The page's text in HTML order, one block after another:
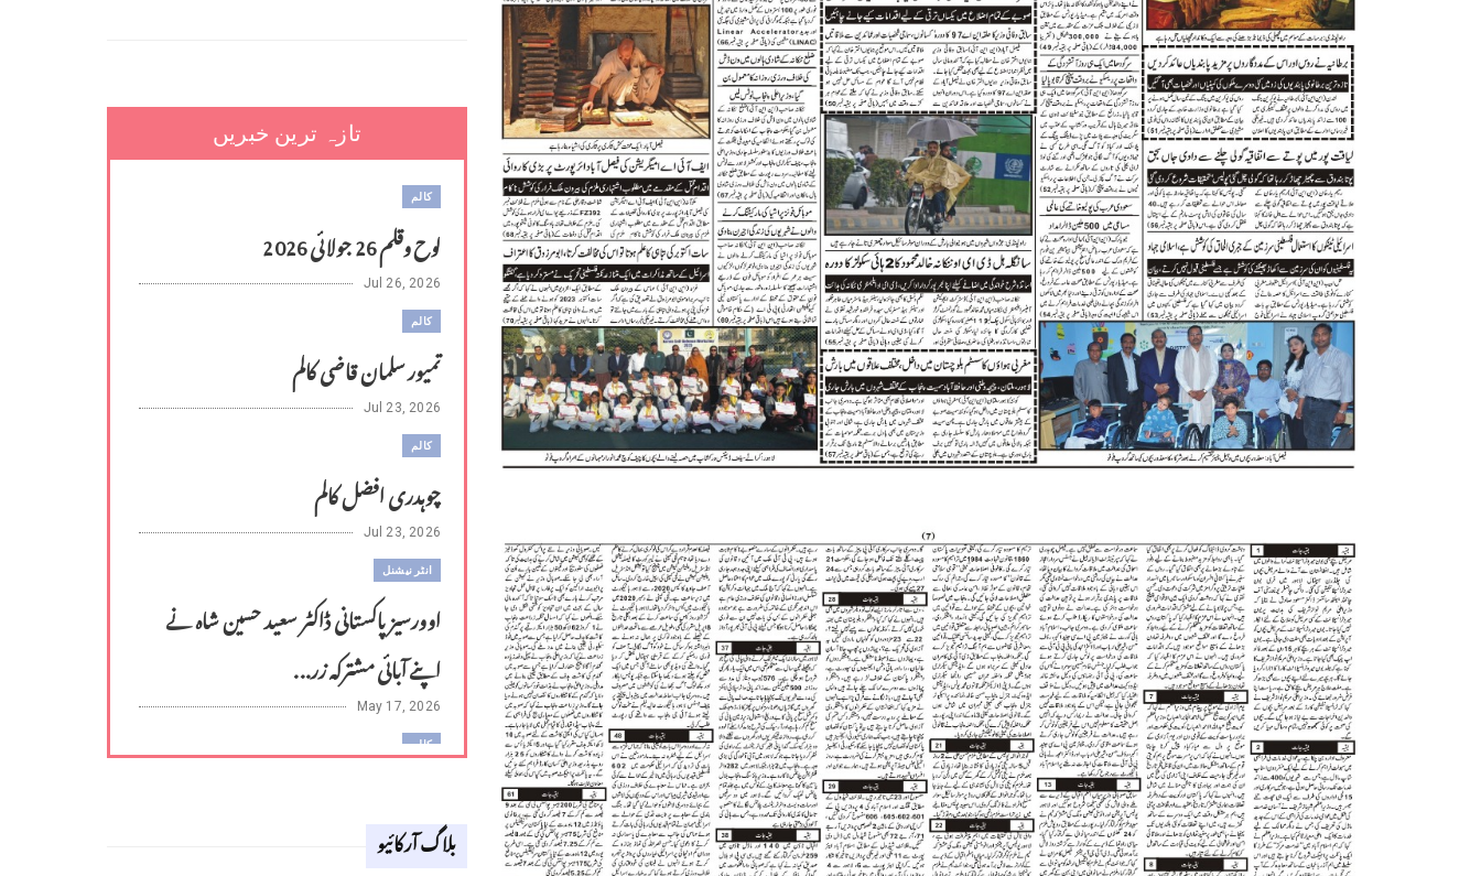
تازہ ترین خبریں
کالم
لوح وقلم 26 جولائی 2026
Jul 26, 2026
کالم
تمیور سلمان قاضی کالم
Jul 23, 2026
کالم
چوہدری افضل کالم
Jul 23, 2026
انٹر نیشنل
اوورسیز پاکستانی ڈاکٹر سعید حسین شاہ نے
اپنے آبائی مشترکہ زر...
May 17, 2026
کالم
Apr 18, 2026
بلاگ آرکائیو